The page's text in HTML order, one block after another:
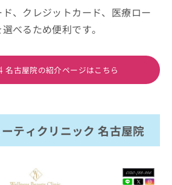
、クレジットカード、医療ロー
べるため便利です。
名古屋院の紹介ページはこちら
ティクリニック 名古屋院